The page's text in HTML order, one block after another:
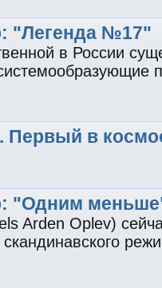
"Легенда №17"
в России
Первый в
"Одним
Arden Oplev)